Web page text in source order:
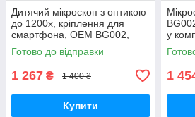
Дитячий мікроскоп з оптикою
до 1200х, кріплення для
смартфона, OEM BG002,
блакитний GoodPlace -worry-
free-shopping-
Готово до відправки
1 267 ₴ 1 400 ₴
Купити
у
free-
1